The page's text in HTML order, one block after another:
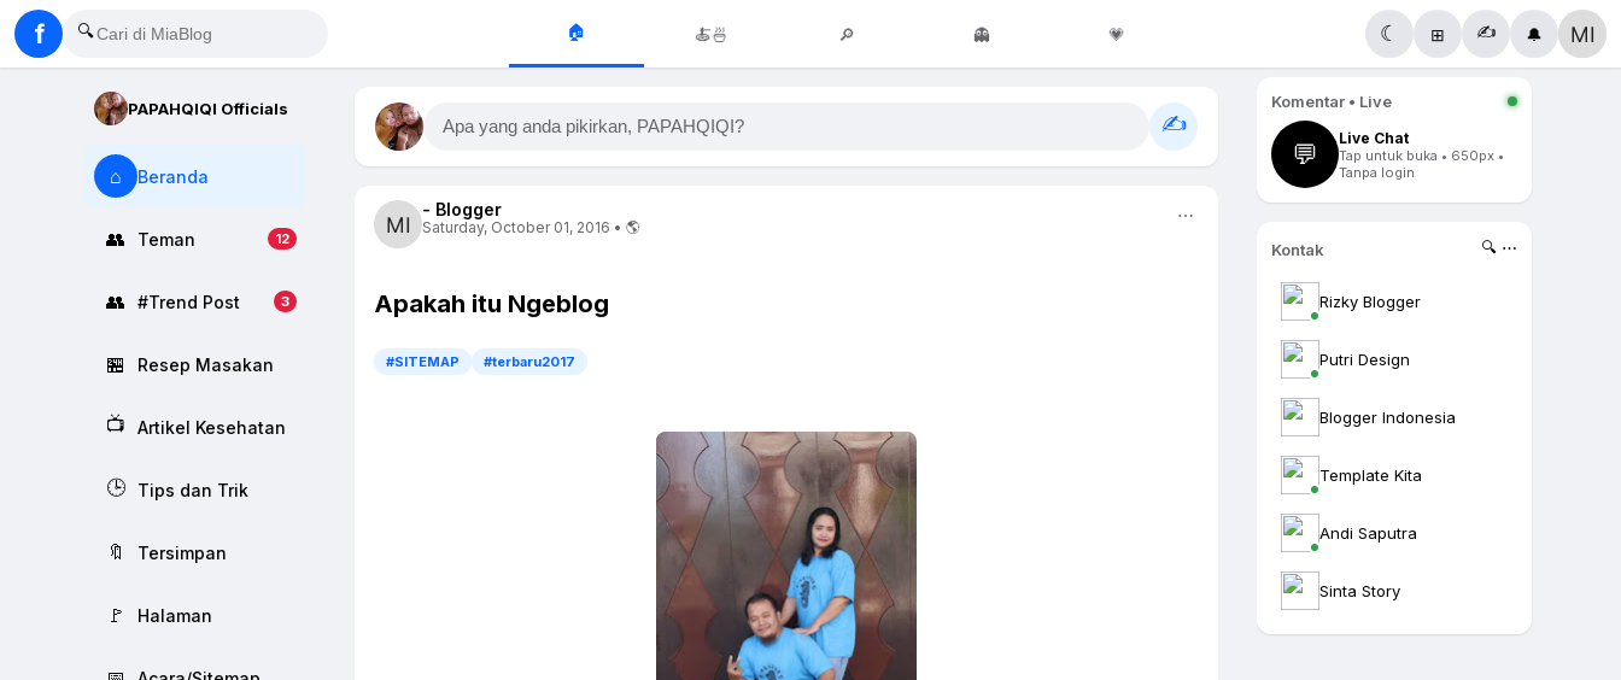
f 🔍 🏠 🍝🍜 🔎 👻 💗 ☾ ⊞ ✍️ 🔔
PAPAHQIQI Officials
⌂ Beranda
👥 Teman 12
👥 #Trend Post 3
🏪 Resep Masakan
📺 Artikel Kesehatan
🕒 Tips dan Trik
🔖 Tersimpan
🚩 Halaman
Apa yang anda pikirkan, PAPAHQIQI? ✍️
- Blogger
Saturday, October 01, 2016 • 🌎
⋯
Apakah itu Ngeblog
#SITEMAP #terbaru2017
Komentar • Live
💬
Live Chat
Tap untuk buka • 650px •
Tanpa login
Kontak 🔍 ⋯
Rizky Blogger
Putri Design
Blogger Indonesia
Template Kita
Andi Saputra
Sinta Story